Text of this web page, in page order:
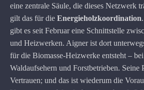
eine zentrale Säule, die dieses Netzwerk
gilt das für die Energieholzkoordination
gibt es seit Februar eine Schnittstelle
und Heizwerken. Aigner ist dort
für die Biomasse-Heizwerke entsteht –
Waldaufsehern und Forstbetrieben. Seine
Vertrauen; und das ist wiederum die